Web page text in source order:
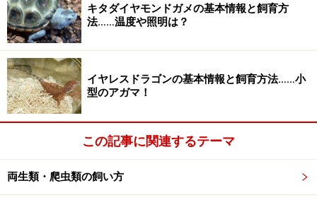
いるとも言われています。
森林地帯の水場に生息し、成体はほぼ完全に水生です
が、亜成体であるレッドエフトは陸生で林床などで生活
しています。
生後3年ほどで性成熟して、繁殖可能になります。繁殖
期は分布域によっても異なりますが、冬から初春にかけ
ラに水草などに産みつけます。卵は20－35日ほどで孵化
して、幼生が水中生活をはじめます。2－3ヶ月後に変態
キタダイヤモンドガメの基本情報と飼育方
法……温度や照明は？
イヤレスドラゴンの基本情報と飼育方法……小
型のアガマ！
この記事に関連するテーマ
両生類・爬虫類の飼い方